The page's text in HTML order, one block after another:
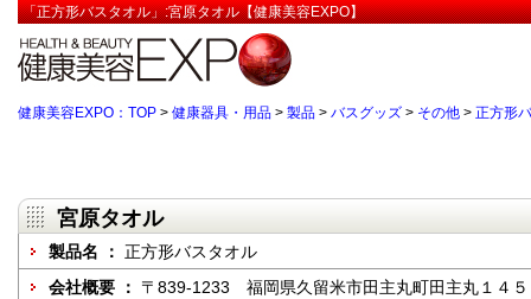
「正方形バスタオル」:宮原タオル【健康美容EXPO】
健康美容EXPO：TOP > 健康器具・用品 > 製品 > バスグッズ > その他 > 正方形
宮原タオル
製品名 ： 正方形バスタオル
会社概要 ： 〒839-1233 福岡県久留米市田主丸町田主丸１４